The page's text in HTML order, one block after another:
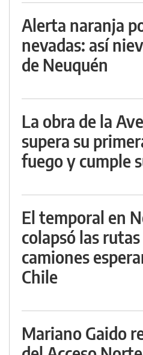
Alerta naranja
nevadas: así
de Neuquén
La obra de la
supera su
fuego y cumple
El temporal en
colapsó las
camiones
Chile
Mariano Gaido